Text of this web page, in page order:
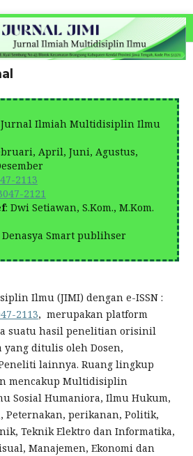
Jurnal Ilmiah Multidisiplin Ilmu
April, Juni, Agustus,
2113
2121
: Dwi Setiawan, S.Kom., M.Kom.
Denasya Smart publihser
Ilmu (JIMI) dengan e-ISSN :
2113, merupakan platform
suatu hasil penelitian orisinil
yang ditulis oleh Dosen,
lainnya. Ruang lingkup
mencakup Multidisiplin
Sosial Humaniora, Ilmu Hukum,
Peternakan, perikanan, Politik,
Teknik Elektro dan Informatika,
Manajemen, Ekonomi dan